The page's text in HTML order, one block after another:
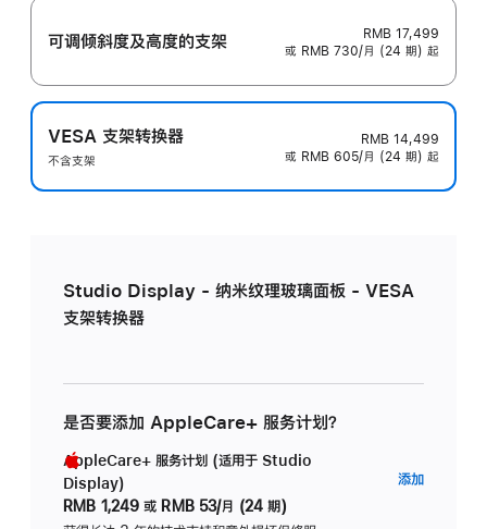
可调倾斜度及高‍度的支‍架
RMB 17,499
或 RMB 730/月 (24 期) 起
VESA 支架转换器
不含支架
RMB 14,499
或 RMB 605/月 (24 期) 起
Studio Display - 纳米纹理玻璃面板 - VESA
支架转换器
是否要添加 AppleCare+ 服务计划？
AppleCare+ 服务计划 (适用于 Studio
Display)
RMB 1,249 或 RMB 53/月 (24 期)
添加